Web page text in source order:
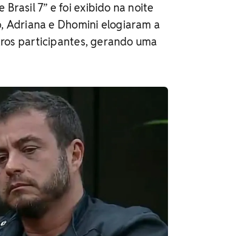
Brasil 7” e foi exibido na noite
Adriana e Dhomini elogiaram a
participantes, gerando uma